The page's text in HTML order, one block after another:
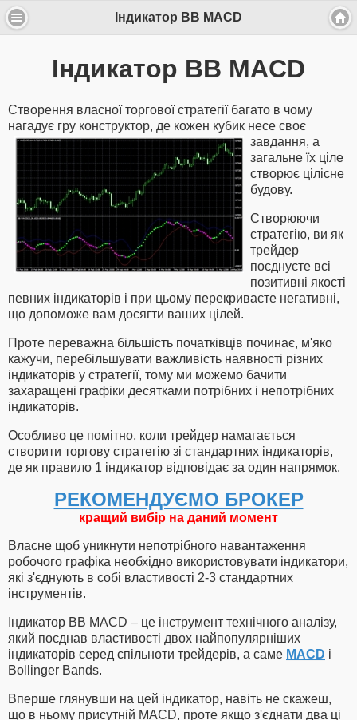
Індикатор BB MACD
Індикатор BB MACD
Створення власної торгової стратегії багато в чому
нагадує гру конструктор, де кожен кубик несе своє
завдання, а
загальне їх ціле
створює цілісне
будову.
Створюючи
стратегію, ви як
трейдер
поєднуєте всі
позитивні якості
певних індикаторів і при цьому перекриваєте негативні,
що допоможе вам досягти ваших цілей.
Проте переважна більшість початківців починає, м'яко
кажучи, перебільшувати важливість наявності різних
індикаторів у стратегії, тому ми можемо бачити
захаращені графіки десятками потрібних і непотрібних
індикаторів.
Особливо це помітно, коли трейдер намагається
створити торгову стратегію зі стандартних індикаторів,
де як правило 1 індикатор відповідає за один напрямок.
РЕКОМЕНДУЄМО БРОКЕР
кращий вибір на даний момент
Власне щоб уникнути непотрібного навантаження
робочого графіка необхідно використовувати індикатори,
які з'єднують в собі властивості 2-3 стандартних
інструментів.
Індикатор BB MACD – це інструмент технічного аналізу,
який поєднав властивості двох найпопулярніших
індикаторів серед спільноти трейдерів, а саме MACD і
Bollinger Bands.
Вперше глянувши на цей індикатор, навіть не скажеш,
що в ньому присутній MACD, проте якщо з'єднати два ці